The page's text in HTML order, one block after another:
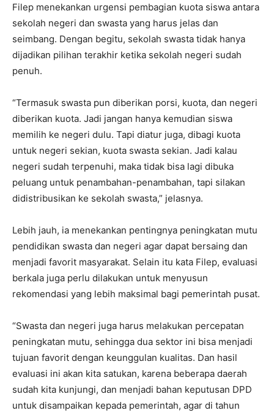
Filep menekankan urgensi pembagian kuota siswa antara
sekolah negeri dan swasta yang harus jelas dan
seimbang. Dengan begitu, sekolah swasta tidak hanya
dijadikan pilihan terakhir ketika sekolah negeri sudah
penuh.
“Termasuk swasta pun diberikan porsi, kuota, dan negeri
diberikan kuota. Jadi jangan hanya kemudian siswa
memilih ke negeri dulu. Tapi diatur juga, dibagi kuota
untuk negeri sekian, kuota swasta sekian. Jadi kalau
negeri sudah terpenuhi, maka tidak bisa lagi dibuka
peluang untuk penambahan-penambahan, tapi silakan
didistribusikan ke sekolah swasta,” jelasnya.
Lebih jauh, ia menekankan pentingnya peningkatan mutu
pendidikan swasta dan negeri agar dapat bersaing dan
menjadi favorit masyarakat. Selain itu kata Filep, evaluasi
berkala juga perlu dilakukan untuk menyusun
rekomendasi yang lebih maksimal bagi pemerintah pusat.
“Swasta dan negeri juga harus melakukan percepatan
peningkatan mutu, sehingga dua sektor ini bisa menjadi
tujuan favorit dengan keunggulan kualitas. Dan hasil
evaluasi ini akan kita satukan, karena beberapa daerah
sudah kita kunjungi, dan menjadi bahan keputusan DPD
untuk disampaikan kepada pemerintah, agar di tahun